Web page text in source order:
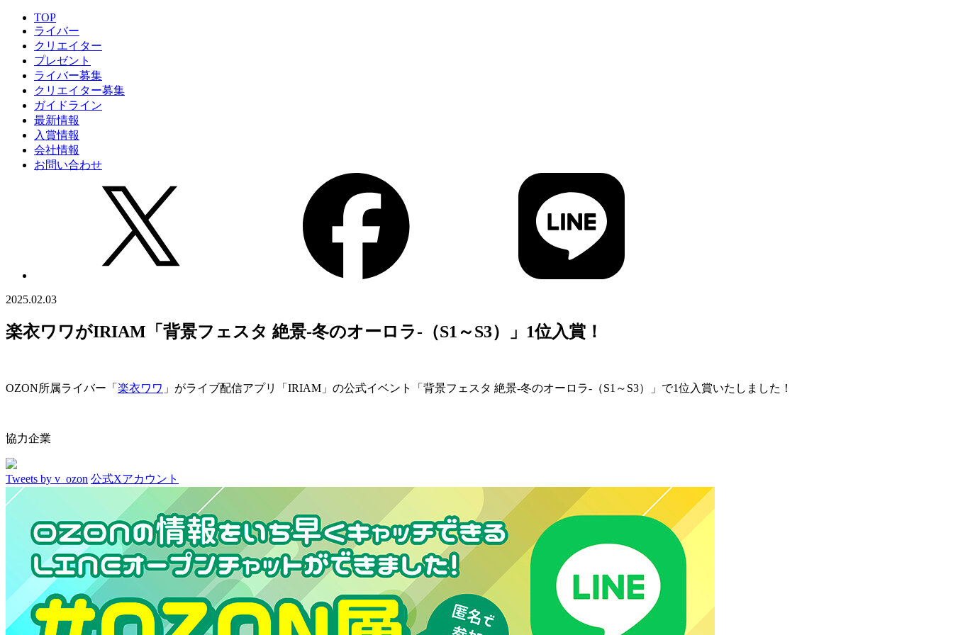
TOP
ライバー
クリエイター
プレゼント
ライバー募集
クリエイター募集
ガイドライン
最新情報
入賞情報
会社情報
お問い合わせ
2025.02.03
楽衣ワワがIRIAM「背景フェスタ 絶景-冬のオーロラ-（S1～S3）」1位入賞！
OZON所属ライバー「 楽衣ワワ 」がライブ配信アプリ「IRIAM」の公式イベント「背景フェスタ 絶景-冬のオーロラ-（S1～S3）」で1位入賞いたしました！
協力企業
Tweets by v_ozon 公式Xアカウント